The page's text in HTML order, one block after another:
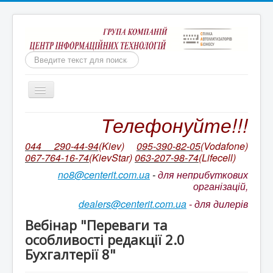
Пошук
Включить/
выключить
Бухгалтерія для неприбуткових організацій
Бухгалтерський облік КОРП для неприбуткових
організацій України
Оновлення БАС НПО. Відео на YouTube
Супровід неприбуткової конфігурації
Ціни на пакетів сервісів ІТС
Телефонуйте!!!
044 290-44-94(Kiev) 095-390-82-05(Vodafone)
067-764-16-74(KievStar)063-207-98-74(Lifecell)
no8@centerit.com.ua-для неприбуткових
організацій,
dealers@centerit.com.ua-для дилерів
Вебінар "Переваги та
особливості редакції 2.0
Бухгалтерії 8"